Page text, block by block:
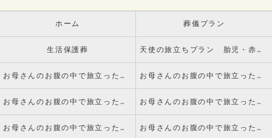
ホーム 葬儀プラン
生活保護葬 天使の旅立ちプラン 胎児・赤ちゃんのお葬式
お母さんのお腹の中で旅立った赤ちゃんのご葬儀についてvol.1 死産とは お母さんのお腹の中で旅立った赤ちゃんのご葬儀についてvol.2 火葬手続きについて
お母さんのお腹の中で旅立った赤ちゃんのご葬儀についてvol.3 葬儀について お母さんのお腹の中で旅立った赤ちゃんのご葬儀についてvol.4 副葬品について
お母さんのお腹の中で旅立った赤ちゃんのご葬儀についてvol.5 火葬について お母さんのお腹の中で旅立った赤ちゃんのご葬儀についてvol.6 納骨について